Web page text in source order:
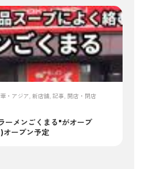
・アジア, 新店舗, 記事, 開店・閉店
ーメンごくまる"がオープ
ープン予定